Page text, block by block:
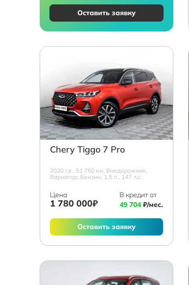
Оставить заявку
Chery Tiggo 7 Pro
2020 г.в., 51 760 км, Внедорожник,
Вариатор, Бензин, 1.5 л., 147 л.с.
Цена
1 780 000₽
В кредит от
49 704₽/мес.
Оставить заявку